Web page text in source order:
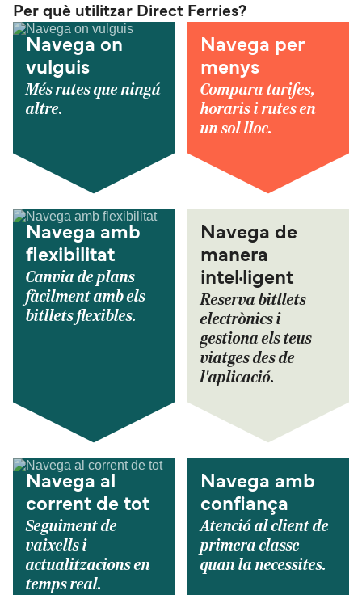
Per què utilitzar Direct Ferries?
Navega on
vulguis
Més rutes que ningú
altre.
Navega per
menys
Compara tarifes,
horaris i rutes en
un sol lloc.
Navega amb
flexibilitat
Canvia de plans
fàcilment amb els
bitllets flexibles.
Navega de
manera
intel·ligent
Reserva bitllets
electrònics i
gestiona els teus
viatges des de
l'aplicació.
Navega al
corrent de tot
Seguiment de
vaixells i
actualitzacions en
temps real.
Navega amb
confiança
Atenció al client de
primera classe
quan la necessites.